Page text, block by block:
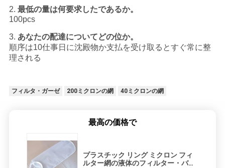
2. 最低の量は何要求したであるか。
100pcs
3. あなたの配達についてどの位か。
順序は10仕事日に沈殿物か支払を受け取るとすぐ常に整
理される
フィルタ・ガーゼ 200ミクロンの網 40ミクロンの網
最高の価格で
プラスチック リング ミクロン フィ
ルター網の液体のフィルター・バッ